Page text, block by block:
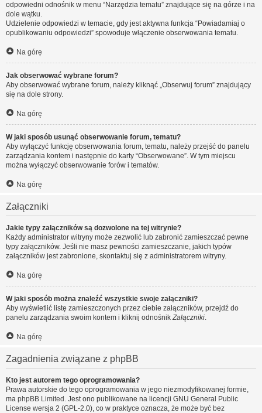
odpowiedni odnośnik w menu “Narzędzia tematu” znajdujące się na górze i na
dole wątku.
Udzielenie odpowiedzi w temacie, gdy jest aktywna funkcja “Powiadamiaj o
opublikowaniu odpowiedzi” spowoduje włączenie obserwowania tematu.
Na górę
Jak obserwować wybrane forum?
Aby obserwować wybrane forum, należy kliknąć „Obserwuj forum” znajdujący
się na dole strony.
Na górę
W jaki sposób usunąć obserwowanie forum, tematu?
Aby wyłączyć funkcję obserwowania forum, tematu, należy przejść do panelu
zarządzania kontem i następnie do karty “Obserwowane”. W tym miejscu
można wyłączyć obserwowanie forów i tematów.
Na górę
Załączniki
Jakie typy załączników są dozwolone na tej witrynie?
Każdy administrator witryny może zezwolić lub zabronić zamieszczać pewne
typy załączników. Jeśli nie masz pewności zamieszczanie, jakich typów
załączników jest zabronione, skontaktuj się z administratorem witryny.
Na górę
W jaki sposób można znaleźć wszystkie swoje załączniki?
Aby wyświetlić listę zamieszczonych przez ciebie załączników, przejdź do
panelu zarządzania swoim kontem i kliknij odnośnikZałączniki.
Na górę
Zagadnienia związane z phpBB
Kto jest autorem tego oprogramowania?
Prawa autorskie do tego oprogramowania w jego niezmodyfikowanej formie,
ma phpBB Limited . Jest ono publikowane na licencji GNU General Public
License wersja 2 (GPL-2.0), co w praktyce oznacza, że może być bez